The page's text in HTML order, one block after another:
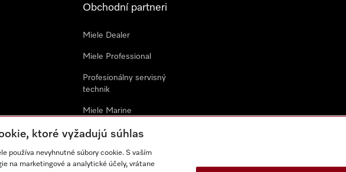
Obchodní partneri
Miele Dealer
Miele Professional
Profesionálny servisný
technik
Miele Marine
Architekti & Dizajnéri
Všeobecné obchodné
podmienky
ktoré vyžadujú súhlas
používa nevyhnutné súbory cookie. S vaším
na marketingové a analytické účely, vrátane